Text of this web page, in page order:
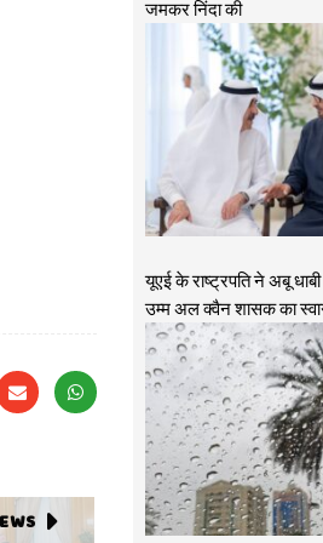
जमकर निंदा की
यूएई के राष्ट्रपति ने अबू
उम्म अल क्वैन शासक का